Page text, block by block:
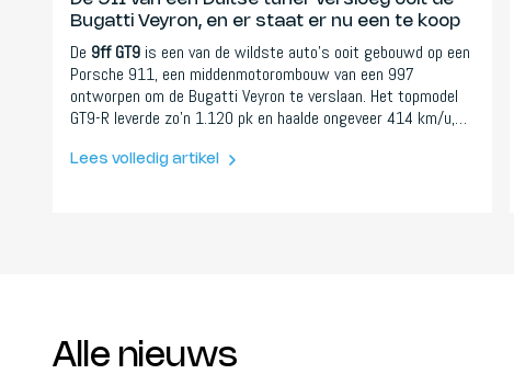
Bugatti Veyron, en er staat er nu een te koop
De 9ff GT9 is een van de wildste auto's ooit gebouwd op een
Porsche 911, een middenmotorombouw van een 997
ontworpen om de Bugatti Veyron te verslaan. Het topmodel
GT9-R leverde zo'n 1.120 pk en haalde ongeveer 414 km/u,
een zeldzame GT9 Clubsport in Gulf-kleuren, met 750 pk en
Lees volledig artikel
Alle nieuws